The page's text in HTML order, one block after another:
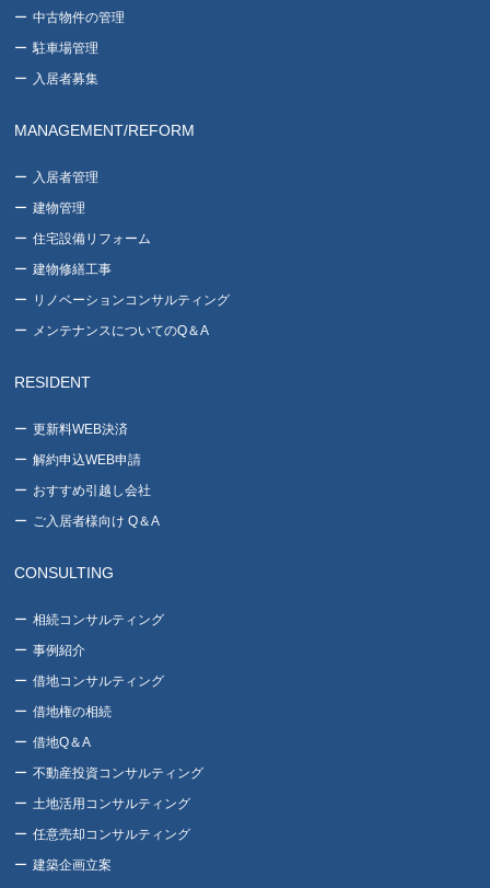
中古物件の管理
駐車場管理
入居者募集
MANAGEMENT/REFORM
入居者管理
建物管理
住宅設備リフォーム
建物修繕工事
リノベーションコンサルティング
メンテナンスについてのQ＆A
RESIDENT
更新料WEB決済
解約申込WEB申請
おすすめ引越し会社
ご入居者様向け Q＆A
CONSULTING
相続コンサルティング
事例紹介
借地コンサルティング
借地権の相続
借地Q＆A
不動産投資コンサルティング
土地活用コンサルティング
任意売却コンサルティング
建築企画立案